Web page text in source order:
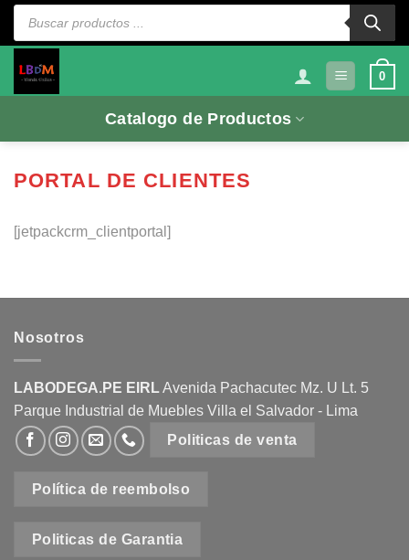
Saltar
Búsqueda
productos
0
Catalogo de Productos
PORTAL DE CLIENTES
[jetpackcrm_clientportal]
Nosotros
LABODEGA.PE EIRLAvenida Pachacutec Mz. U Lt. 5
Parque Industrial de Muebles Villa el Salvador - Lima
Politicas de venta
Política de reembolso
Politicas de Garantia